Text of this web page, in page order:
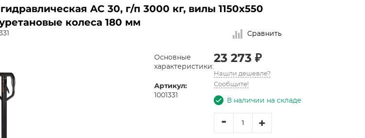
AC 30, г/п 3000 кг, вилы 1150x550
колеса 180 мм
Сравнить
Основные
характеристики:
Артикул:
1001331
23 273 ₽
Нашли дешевле?
Сообщите!
В наличии на складе
- +